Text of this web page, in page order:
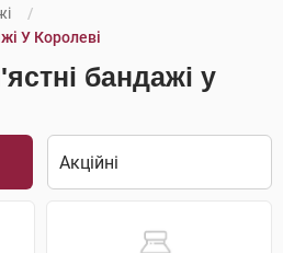
У Королеві
бандажі у